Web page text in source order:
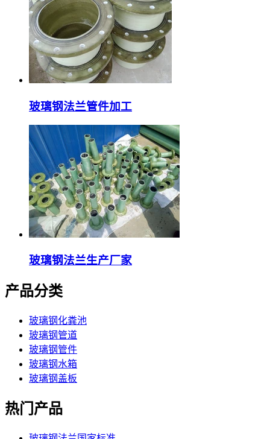
玻璃钢法兰管件加工
玻璃钢法兰生产厂家
产品分类
玻璃钢化粪池
玻璃钢管道
玻璃钢管件
玻璃钢水箱
玻璃钢盖板
热门产品